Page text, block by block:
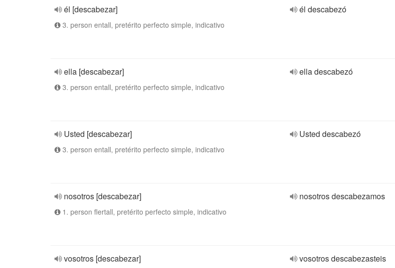
él [descabezar]
3. person entall, pretérito perfecto simple, indicativo
él descabezó
ella [descabezar]
3. person entall, pretérito perfecto simple, indicativo
ella descabezó
Usted [descabezar]
3. person entall, pretérito perfecto simple, indicativo
Usted descabezó
nosotros [descabezar]
1. person flertall, pretérito perfecto simple, indicativo
nosotros descabezamos
vosotros [descabezar] vosotros descabezasteis